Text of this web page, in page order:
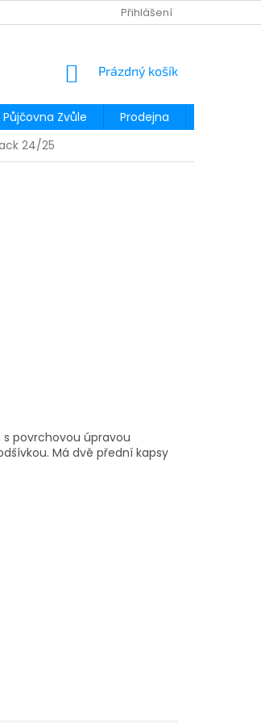
Přihlášení
NÁKUPNÍ
Prázdný košík
Půjčovna Zvůle Prodejna
24/25
povrchovou úpravou
Má dvě přední kapsy